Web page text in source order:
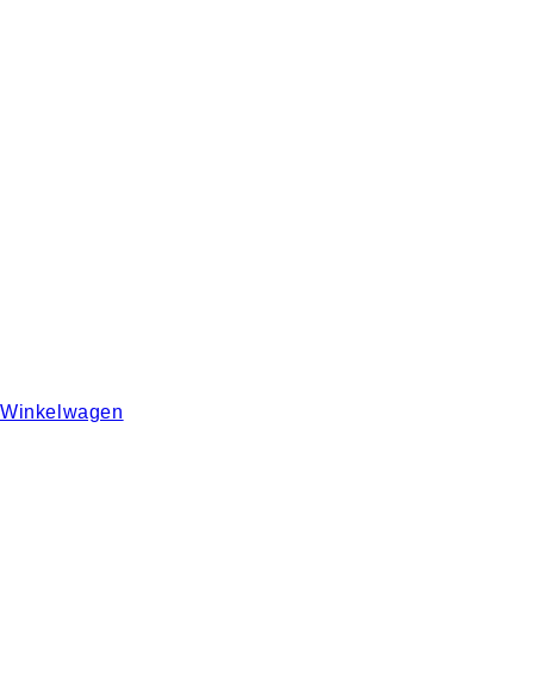
Winkelwagen